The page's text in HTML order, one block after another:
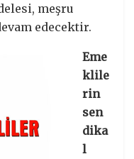
meşru
edecektir.
Eme
klile
rin
sen
dika
l